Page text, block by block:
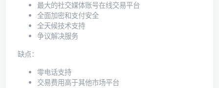
最大的社交媒体账号在线交易平台
全面加密和支付安全
全天候技术支持
争议解决服务
缺点：
零电话支持
交易费用高于其他市场平台